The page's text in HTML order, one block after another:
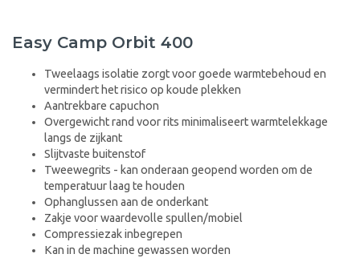
Easy Camp Orbit 400
Tweelaags isolatie zorgt voor goede warmtebehoud en
vermindert het risico op koude plekken
Aantrekbare capuchon
Overgewicht rand voor rits minimaliseert warmtelekkage
langs de zijkant
Slijtvaste buitenstof
Tweewegrits - kan onderaan geopend worden om de
temperatuur laag te houden
Ophanglussen aan de onderkant
Zakje voor waardevolle spullen/mobiel
Compressiezak inbegrepen
Kan in de machine gewassen worden